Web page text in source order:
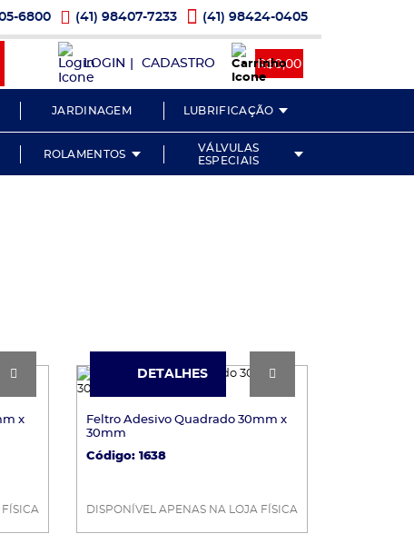
Telefone
6800 Ícone Telefone
(41) 98407-7233 Ícone Whatsapp
(41) 98424-0405
Pesquisa
LOGIN CADASTRO R$0,00
JARDINAGEM LUBRIFICAÇÃO
ROLAMENTOS
VÁLVULAS
ESPECIAIS
x
DETALHES
DETALHES
Feltro Adesivo Quadrado 30mm x
30mm
Código: 1638
DISPONÍVEL APENAS NA LOJA FÍSICA